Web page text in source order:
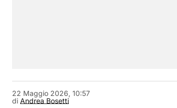
di Andrea Bosetti
22 Maggio 2026, 10:57